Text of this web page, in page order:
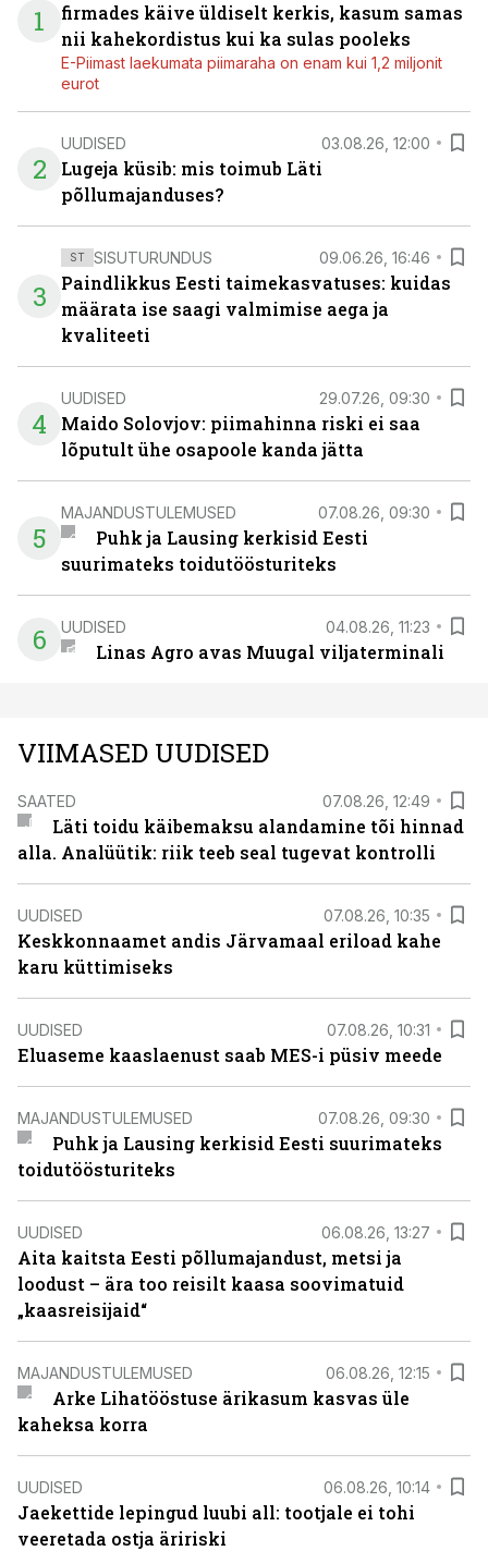
1
firmades käive üldiselt kerkis, kasum samas
nii kahekordistus kui ka sulas pooleks
E-Piimast laekumata piimaraha on enam kui 1,2 miljonit
eurot
2
UUDISED 03.08.26, 12:00
Lugeja küsib: mis toimub Läti
põllumajanduses?
3
ST SISUTURUNDUS 09.06.26, 16:46
Paindlikkus Eesti taimekasvatuses: kuidas
määrata ise saagi valmimise aega ja
kvaliteeti
4
UUDISED 29.07.26, 09:30
Maido Solovjov: piimahinna riski ei saa
lõputult ühe osapoole kanda jätta
5
MAJANDUSTULEMUSED 07.08.26, 09:30
Puhk ja Lausing kerkisid Eesti
suurimateks toidutöösturiteks
6 UUDISED 04.08.26, 11:23
Linas Agro avas Muugal viljaterminali
VIIMASED UUDISED
SAATED 07.08.26, 12:49
Läti toidu käibemaksu alandamine tõi hinnad
alla. Analüütik: riik teeb seal tugevat kontrolli
UUDISED 07.08.26, 10:35
Keskkonnaamet andis Järvamaal eriload kahe
karu küttimiseks
UUDISED 07.08.26, 10:31
Eluaseme kaaslaenust saab MES-i püsiv meede
MAJANDUSTULEMUSED 07.08.26, 09:30
Puhk ja Lausing kerkisid Eesti suurimateks
toidutöösturiteks
UUDISED 06.08.26, 13:27
Aita kaitsta Eesti põllumajandust, metsi ja
loodust – ära too reisilt kaasa soovimatuid
„kaasreisijaid“
MAJANDUSTULEMUSED 06.08.26, 12:15
Arke Lihatööstuse ärikasum kasvas üle
kaheksa korra
UUDISED 06.08.26, 10:14
Jaekettide lepingud luubi all: tootjale ei tohi
veeretada ostja äririski